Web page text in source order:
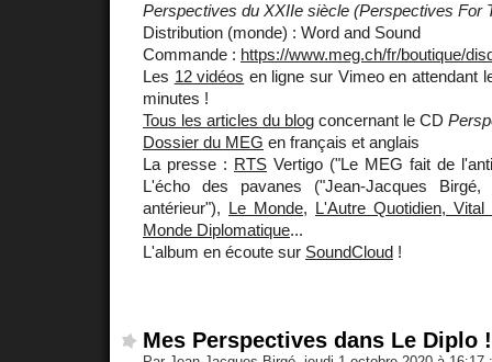
Perspectives du XXIIe siècle (Perspectives For
Distribution (monde) : Word and Sound
Commande : https://www.meg.ch/fr/boutique/
Les 12 vidéos en ligne sur Vimeo en attendant
minutes !
Tous les articles du blog concernant le CD
Dossier du MEG en français et anglais
La presse : RTS Vertigo ("Le MEG fait de
L'écho des pavanes ("Jean-Jacques Birgé,
antérieur"), Le Monde, L'Autre Quotidien, Vital
Monde Diplomatique...
L'album en écoute sur SoundCloud !
Mes Perspectives dans Le Diplo !